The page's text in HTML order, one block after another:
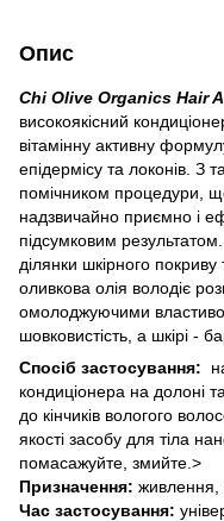
Опис
Chi Olive Organics Hair
високоякісний
вітамінну активну
епідермісу та локонів. З
помічником процедури,
надзвичайно приємно і
підсумковим
ділянки шкірного
оливкова олія володіє
омолоджуючими
шовковистість, а шкірі -
Спосіб застосування:
кондиціонера на долоні
до кінчиків вологого
якості засобу для тіла
помасажуйте, змийте.>
Призначення: живлення,
Час застосування: